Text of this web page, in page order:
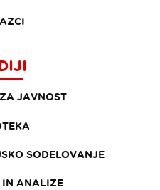
JAVNOST
SODELOVANJE
IN ANALIZE